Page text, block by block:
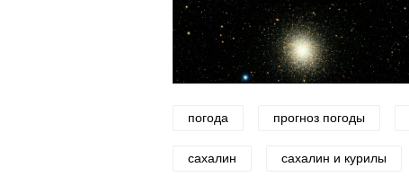
погода прогноз погоды
сахалин сахалин и курилы